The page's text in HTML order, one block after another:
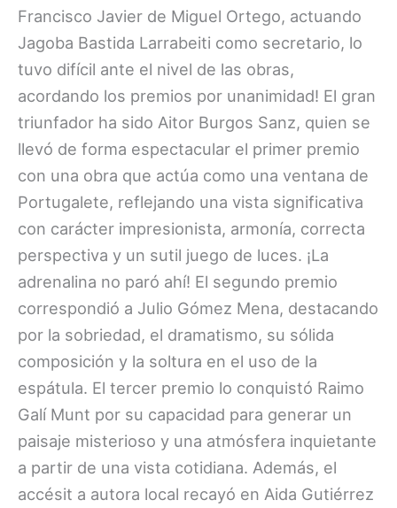
Francisco Javier de Miguel Ortego, actuando
Jagoba Bastida Larrabeiti como secretario, lo
tuvo difícil ante el nivel de las obras,
acordando los premios por unanimidad! El gran
triunfador ha sido Aitor Burgos Sanz, quien se
llevó de forma espectacular el primer premio
con una obra que actúa como una ventana de
Portugalete, reflejando una vista significativa
con carácter impresionista, armonía, correcta
perspectiva y un sutil juego de luces. ¡La
adrenalina no paró ahí! El segundo premio
correspondió a Julio Gómez Mena, destacando
por la sobriedad, el dramatismo, su sólida
composición y la soltura en el uso de la
espátula. El tercer premio lo conquistó Raimo
Galí Munt por su capacidad para generar un
paisaje misterioso y una atmósfera inquietante
a partir de una vista cotidiana. Además, el
accésit a autora local recayó en Aida Gutiérrez